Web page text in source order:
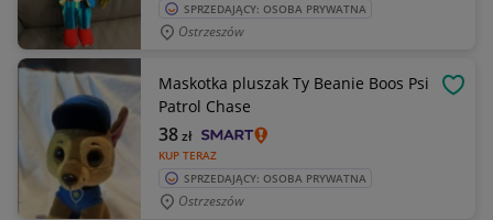
SPRZEDAJĄCY: OSOBA PRYWATNA
Ostrzeszów
Maskotka pluszak Ty Beanie Boos Psi
Patrol Chase
KUP TERAZ
38zł
SPRZEDAJĄCY: OSOBA PRYWATNA
Ostrzeszów